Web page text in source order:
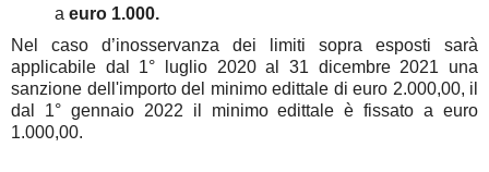
a euro 1.000.
Nel caso d’inosservanza dei limiti sopra esposti sarà
applicabile dal 1° luglio 2020 al 31 dicembre 2021 una
sanzione dell'importo del minimo edittale di euro 2.000,00, il
dal 1° gennaio 2022 il minimo edittale è fissato a euro
1.000,00.